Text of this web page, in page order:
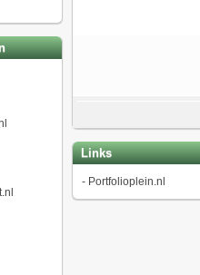
Links
- Portfolioplein.nl